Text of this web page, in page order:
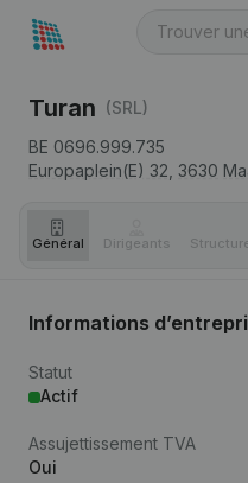
Turan (SRL)
BE 0696.999.735
Europaplein(E) 32, 3630
Général Dirigeants
Informations
Statut
Actif
Assujettissement TVA
Oui